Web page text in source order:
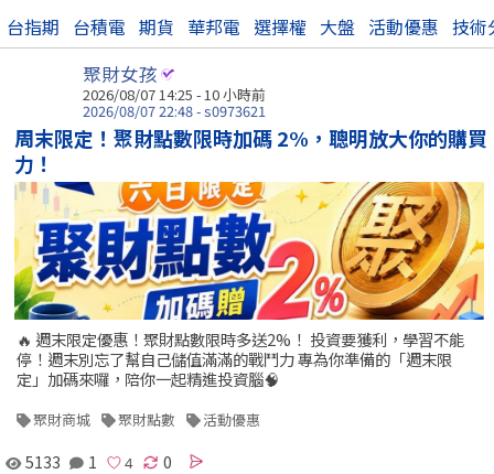
台指期 台積電 期貨 華邦電 選擇權 大盤 活動優惠 技術
聚財女孩
2026/08/07 14:25 -10 小時前
2026/08/07 22:48 - s0973621
周末限定！聚財點數限時加碼 2%，聰明放大你的購買
力！
🔥 週末限定優惠！聚財點數限時多送2%！ 投資要獲利，學習不能
停！週末別忘了幫自己儲值滿滿的戰鬥力 專為你準備的「週末限
定」加碼來囉，陪你一起精進投資腦🧠
聚財商城 聚財點數 活動優惠
5133 1 0